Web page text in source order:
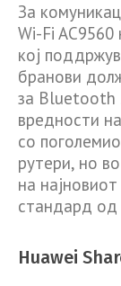
За
Wi-Fi
кој
бранови
за Bluetooth
вредности
со
рутери, но
на
стандард од
Huawei